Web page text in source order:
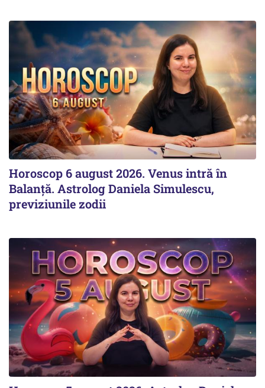
Horoscop 6 august 2026. Venus intră în
Balanță. Astrolog Daniela Simulescu,
previziunile zodii